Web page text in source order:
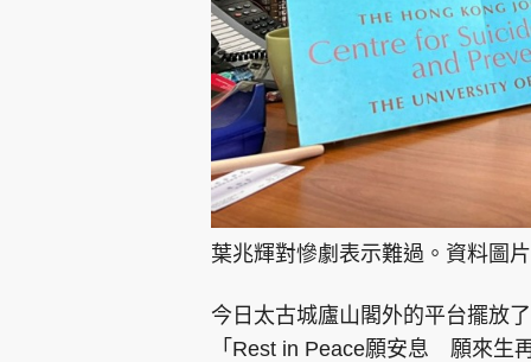
葉兆輝對慘劇表示難過。資料圖片
今日太古城廬山閣外的平台擺放
「Rest in Peace願安息 願來生